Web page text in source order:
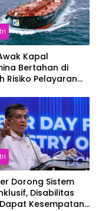
Kapal
Bertahan di
Risiko Pelayaran
Dorong Sistem
Disabilitas
Kesempatan